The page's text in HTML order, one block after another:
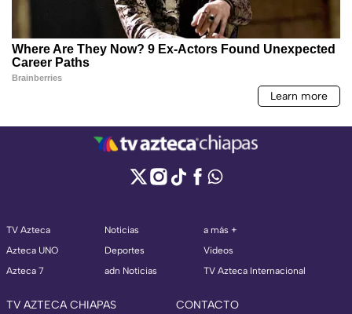
TV Azteca
Azteca UNO
Azteca 7
Noticias
Deportes
adn Noticias
a más +
Videos
TV Azteca Internacional
TV AZTECA CHIAPAS CONTACTO